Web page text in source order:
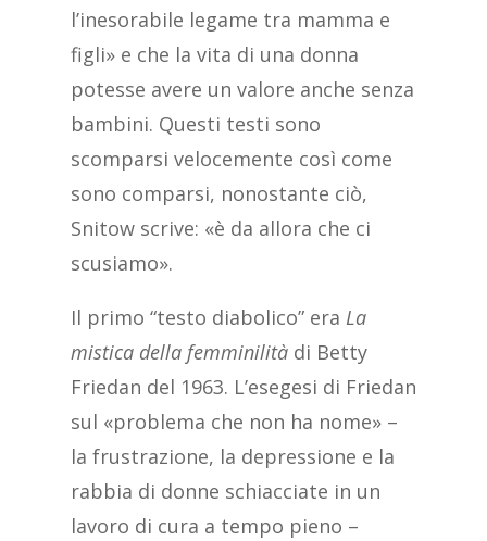
l’inesorabile legame tra mamma e
figli» e che la vita di una donna
potesse avere un valore anche senza
bambini. Questi testi sono
scomparsi velocemente così come
sono comparsi, nonostante ciò,
Snitow scrive: «è da allora che ci
scusiamo».
Il primo “testo diabolico” era La
mistica della femminilità di Betty
Friedan del 1963. L’esegesi di Friedan
sul «problema che non ha nome» –
la frustrazione, la depressione e la
rabbia di donne schiacciate in un
lavoro di cura a tempo pieno –